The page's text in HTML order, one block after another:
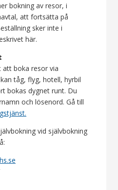
bokning av resor, i
att fortsätta på
sker inte i
här.
att boka resor via
tåg, flyg, hotell, hyrbil
bokas dygnet runt. Du
och lösenord. Gå till
vid självbokning